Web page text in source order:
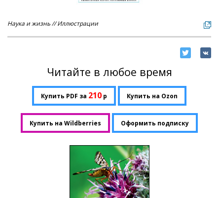
Наука и жизнь // Иллюстрации
Читайте в любое время
Купить PDF за 210 р Купить на Ozon
Купить на Wildberries Оформить подписку